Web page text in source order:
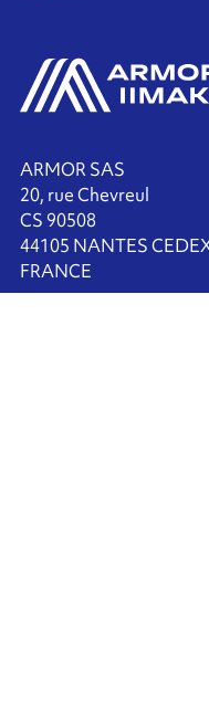
ARMOR SAS
20, rue Chevreul
CS 90508
44105 NANTES
FRANCE